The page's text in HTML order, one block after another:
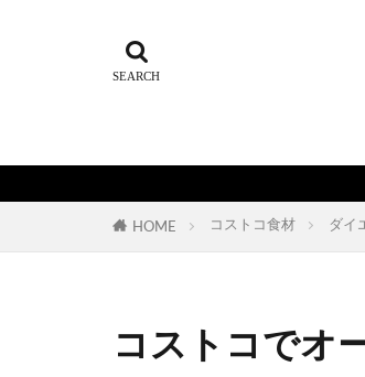
HOME コストコ食材 ダイ
コストコでオ